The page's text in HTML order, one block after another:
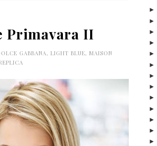
Primavara II
GABBANA, LIGHT BLUE, MAISON
►
►
►
►
►
►
►
►
►
►
►
►
►